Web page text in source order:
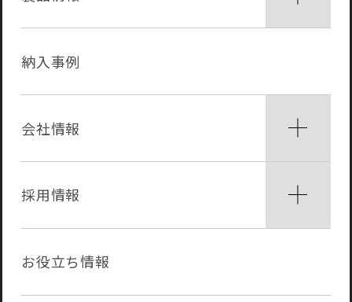
納入事例
会社情報
採用情報
お役立ち情報